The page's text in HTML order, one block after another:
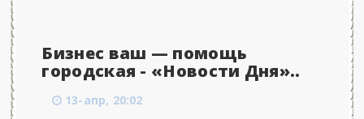
Бизнес ваш — помощь
городская - «Новости Дня»..
13-апр, 20:02